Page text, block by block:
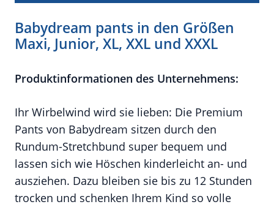
Babydream pants in den Größen
Maxi, Junior, XL, XXL und XXXL
Produktinformationen des Unternehmens:
Ihr Wirbelwind wird sie lieben: Die Premium
Pants von Babydream sitzen durch den
Rundum-Stretchbund super bequem und
lassen sich wie Höschen kinderleicht an- und
ausziehen. Dazu bleiben sie bis zu 12 Stunden
trocken und schenken Ihrem Kind so volle